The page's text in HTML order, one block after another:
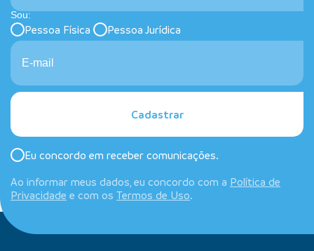
Sou:
Pessoa Física Pessoa Jurídica
Cadastrar
Eu concordo em receber comunicações.
Ao informar meus dados, eu concordo com a Política de
Privacidade e com os Termos de Uso.